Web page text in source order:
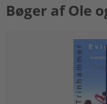
Bøger af Ole